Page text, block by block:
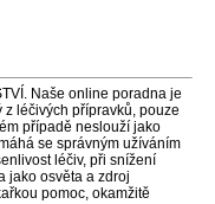
Naše online poradna je
léčivých přípravků, pouze
případě neslouží jako
se správným užíváním
léčiv, při snížení
jako osvěta a zdroj
pomoc, okamžitě